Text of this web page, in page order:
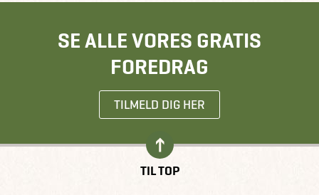
SE ALLE VORES GRATIS
FOREDRAG
TILMELD DIG HER
TIL TOP